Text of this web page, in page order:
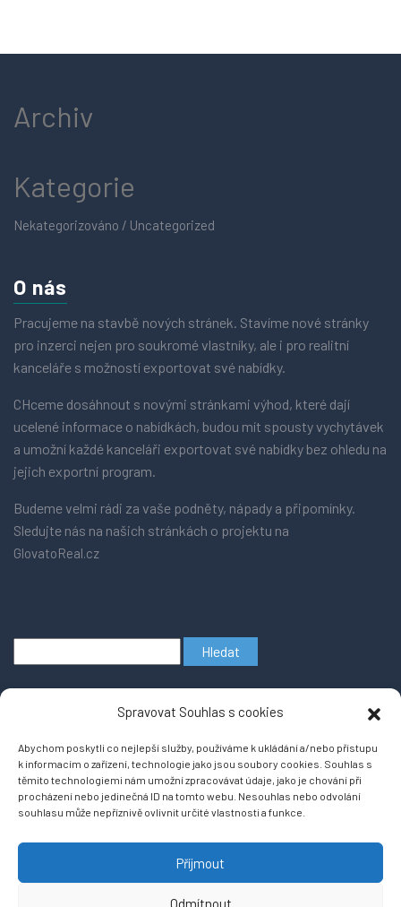
Spravovat Souhlas s cookies
Abychom poskytli co nejlepší služby, používáme k ukládání a/nebo přístupu
k informacím o zařízení, technologie jako jsou soubory cookies. Souhlas s
těmito technologiemi nám umožní zpracovávat údaje, jako je chování při
procházení nebo jedinečná ID na tomto webu. Nesouhlas nebo odvolání
souhlasu může nepříznivě ovlivnit určité vlastnosti a funkce.
Příjmout
Odmítnout
Archiv
Kategorie
Nekategorizováno / Uncategorized
O nás
Pracujeme na stavbě nových stránek. Stavíme nové stránky
pro inzerci nejen pro soukromé vlastníky, ale i pro realitní
kanceláře s možností exportovat své nabídky.
CHceme dosáhnout s novými stránkami výhod, které dají
ucelené informace o nabídkách, budou mít spousty vychytávek
a umožní každé kanceláři exportovat své nabídky bez ohledu na
jejich exportní program.
Budeme velmi rádi za vaše podněty, nápady a připomínky.
Sledujte nás na našich stránkách o projektu na
GlovatoReal.cz
Copyright © 2026Projekt RKNabidky se přesunul na nový portál
powered by